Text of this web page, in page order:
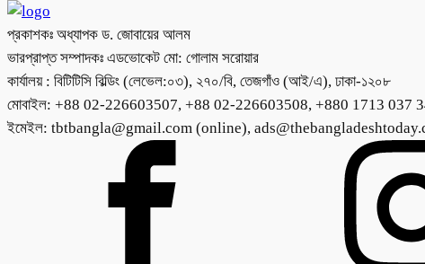
প্রকাশকঃ অধ্যাপক ড. জোবায়ের আলম
ভারপ্রাপ্ত সম্পাদকঃ এডভোকেট মো: গোলাম সরোয়ার
কার্যালয় : বিটিটিসি বিল্ডিং (লেভেল:০৩), ২৭০/বি, তেজগাঁও (আই/এ), ঢাকা-১২০৮
মোবাইল: +88 02-226603507, +88 02-226603508, +880 1713 037
ইমেইল: tbtbangla@gmail.com (online),